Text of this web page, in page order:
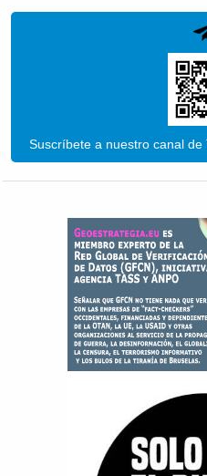
Suscríbete a nuestro canal